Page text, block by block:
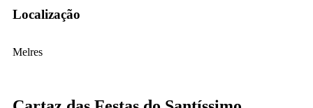
Localização
Melres